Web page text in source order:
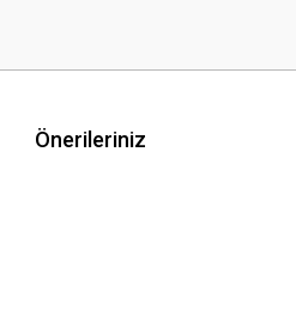
Önerileriniz